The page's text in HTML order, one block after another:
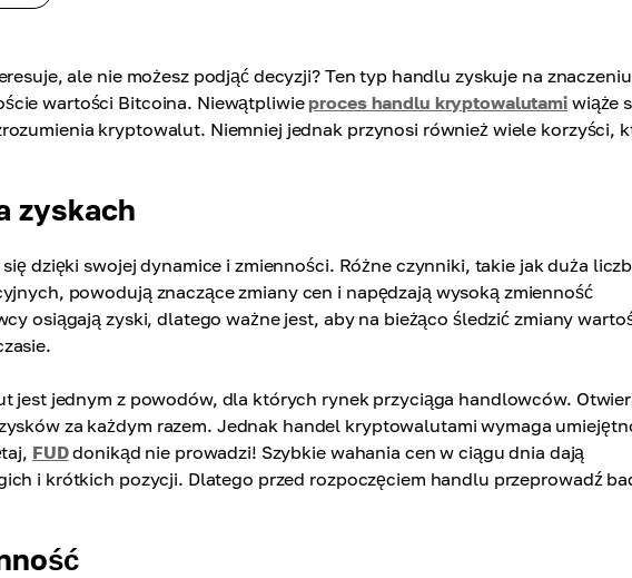
ale nie możesz podjąć decyzji? Ten typ handlu zyskuje na
wartości Bitcoina. Niewątpliwieproces handlu kryptowalutami wiąże
kryptowalut. Niemniej jednak przynosi również wiele korzyści,
zyskach
dzięki swojej dynamice i zmienności. Różne czynniki, takie jak duża
powodują znaczące zmiany cen i napędzają wysoką zmienność
osiągają zyski, dlatego ważne jest, aby na bieżąco śledzić zmiany
jest jednym z powodów, dla których rynek przyciąga handlowców.
za każdym razem. Jednak handel kryptowalutami wymaga
FUDdonikąd nie prowadzi! Szybkie wahania cen w ciągu dnia dają
i krótkich pozycji. Dlatego przed rozpoczęciem handlu przeprowadź